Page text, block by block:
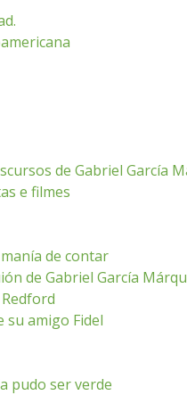
de Gabriel García
e filmes
de contar
de Gabriel García
su amigo Fidel
pudo ser verde